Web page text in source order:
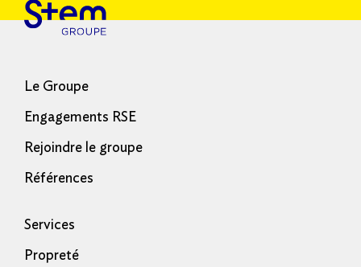
Le Groupe
Engagements RSE
Rejoindre le groupe
Références
Services
Propreté